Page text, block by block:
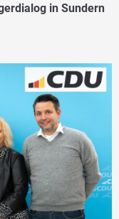
in Sundern